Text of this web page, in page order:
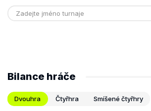
Bilance hráče
Dvouhra Čtyřhra Smíšené čtyřhry